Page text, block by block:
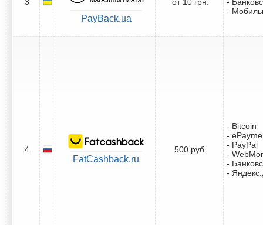
PayBack.ua
-
4
FatCashback.ru
500 руб.
- Bitcoin
-
- PayPal
-
-
-